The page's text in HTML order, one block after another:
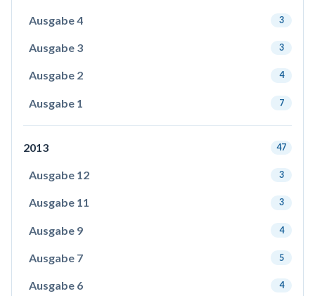
Ausgabe 4 3
Ausgabe 3 3
Ausgabe 2 4
Ausgabe 1 7
2013 47
Ausgabe 12 3
Ausgabe 11 3
Ausgabe 9 4
Ausgabe 7 5
Ausgabe 6 4